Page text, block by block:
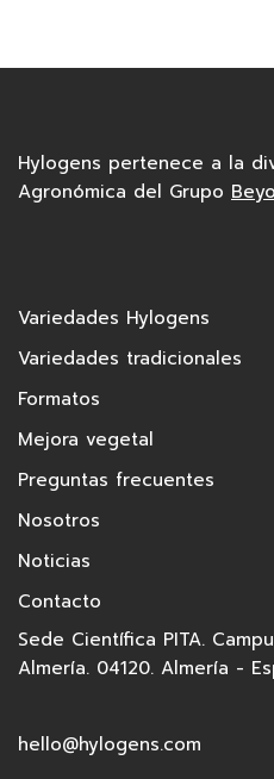
Hylogens pertenece a la
Agronómica del Grupo
Variedades Hylogens
Variedades tradicionales
Formatos
Mejora vegetal
Preguntas frecuentes
Nosotros
Noticias
Contacto
Sede Científica PITA.
Almería. 04120. Almería -
hello@hylogens.com